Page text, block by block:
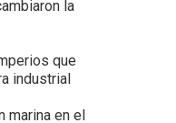
la
que
industrial
marina en el